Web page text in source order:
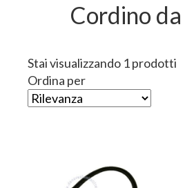
Cordino
Stai visualizzando 1 prodotti
Ordina per